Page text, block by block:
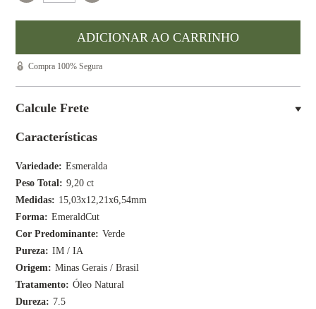
Características
Variedade
Esmeralda
Peso Total
9,20 ct
Medidas
15,03x12,21x6,54mm
Forma
EmeraldCut
Cor Predominante
Verde
Pureza
IM / IA
Origem
Minas Gerais / Brasil
Tratamento
Óleo Natural
Dureza
7.5
Compra 100% Segura
Calcule Frete